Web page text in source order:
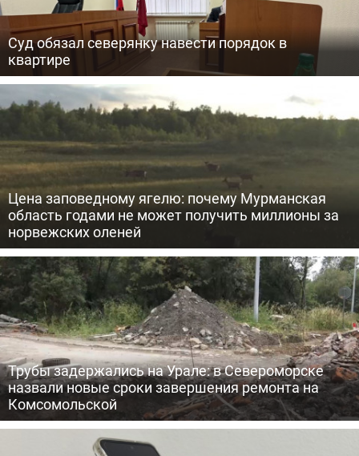
Суд обязал северянку навести порядок в
квартире
Цена заповедному ягелю: почему Мурманская
область годами не может получить миллионы за
норвежских оленей
Трубы задержались на Урале: в Североморске
назвали новые сроки завершения ремонта на
Комсомольской